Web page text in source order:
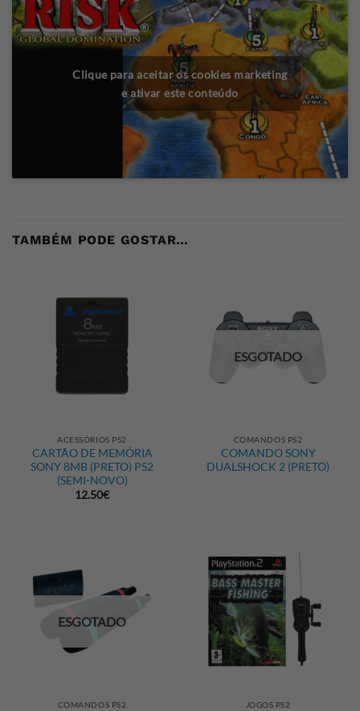
Clique para aceitar os cookies marketing
e ativar este conteúdo
TAMBÉM PODE GOSTAR…
ACESSÓRIOS PS2
CARTÃO DE MEMÓRIA
SONY 8MB (PRETO) PS2
(SEMI-NOVO)
12.50€
ESGOTADO
COMANDOS PS2
COMANDO SONY
DUALSHOCK 2 (PRETO)
ESGOTADO
COMANDOS PS2 JOGOS PS2